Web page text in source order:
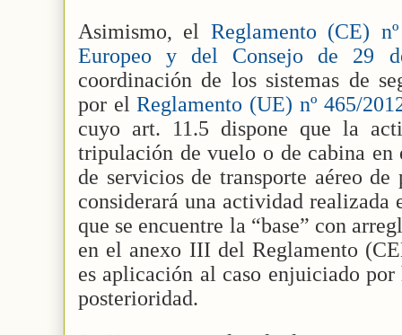
Asimismo, el Reglamento (CE)
Europeo y del Consejo de 29
coordinación de los sistemas de
por el Reglamento (UE) nº 465/
cuyo art. 11.5 dispone que la
tripulación de vuelo o de cabina en
de servicios de transporte aéreo de
considerará una actividad realizada
que se encuentre la “base” con
en el anexo III del Reglamento
es aplicación al caso enjuiciado
posterioridad.